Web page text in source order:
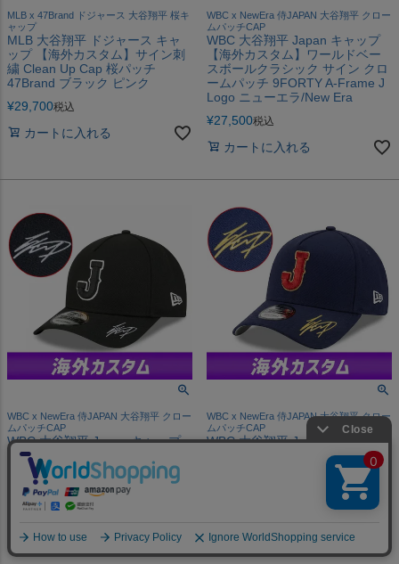
MLB x 47Brand ドジャース 大谷翔平 桜キ
ャップ
MLB 大谷翔平 ドジャース キャ
ップ 【海外カスタム】サイン刺
繍 Clean Up Cap 桜パッチ
47Brand ブラック ピンク
¥29,700税込
カートに入れる
WBC x NewEra 侍JAPAN 大谷翔平 クロー
ムパッチCAP
WBC 大谷翔平 Japan キャップ
【海外カスタム】ワールドベー
スボールクラシック サイン クロ
ームパッチ 9FORTY A-Frame J
Logo ニューエラ/New Era
¥27,500税込
カートに入れる
WBC x NewEra 侍JAPAN 大谷翔平 クロー
ムパッチCAP
WBC 大谷翔平 Japan キャップ
【海外カスタム】ワールドベー
スボールクラシック サイン クロ
ームパッチ 9FORTY A-Frame
Cap ニューエラ/New Era
WBC x NewEra 侍JAPAN 大谷翔平 クロー
ムパッチCAP
WBC 大谷翔平 Japan キャップ
【海外カスタム】ワールドベー
スボールクラシック サイン クロ
ームパッチ 9FORTY A-Frame
Cap ニューエラ/New Era